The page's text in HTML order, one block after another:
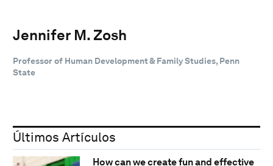
Jennifer M. Zosh
Professor of Human Development & Family Studies, Penn
State
Últimos Artículos
How can we create fun and effective